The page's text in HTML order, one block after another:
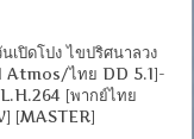
ปิดโปง ไขปริศนาลวง
Atmos/ไทย DD 5.1]-
[พากย์ไทย
[MASTER]